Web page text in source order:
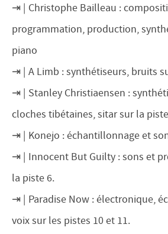
Christophe Bailleau :
programmation, production,
piano
A Limb : synthétiseurs, bruits
Stanley Christiaensen :
cloches tibétaines, sitar sur la
Konejo : échantillonnage et
Innocent But Guilty : sons et
la piste 6.
Paradise Now : électronique,
voix sur les pistes 10 et 11.